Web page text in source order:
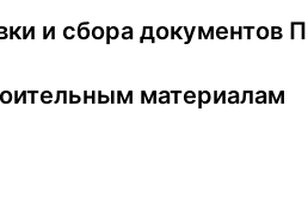
и сбора документов
материалам